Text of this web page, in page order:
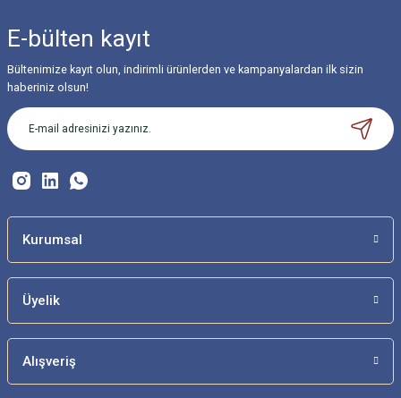
Görüş ve önerileriniz için teşekkür ederiz.
Ürün resmi kalitesiz, bozuk veya görüntülenemiyor.
Ürün açıklamasında eksik bilgiler bulunuyor.
Ürün bilgilerinde hatalar bulunuyor.
Bu ürüne benzer farklı alternatifler olmalı.
E-bülten kayıt
Bültenimize kayıt olun, indirimli ürünlerden ve kampanyalardan ilk sizin
haberiniz olsun!
Kurumsal
Üyelik
Alışveriş